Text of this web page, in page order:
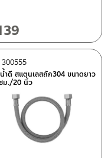
545-0556
Chaingmai 50220
Here
sale
ำดี สแตนเลสถัก304 ขนาดยาว
ม./20 นิ้ว
300555